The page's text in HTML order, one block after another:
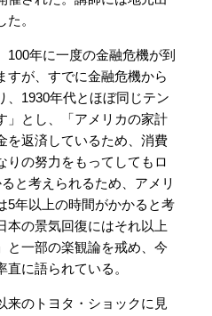
。
年に一度の金融危機が到
すが、すでに金融危機から
、1930年代とほぼ同じテン
」とし、「アメリカの家計
を返済しているため、消費
りの努力をもってしてもロ
と考えられるため、アメリ
5年以上の時間がかかると考
本の景気回復にはそれ以上
と一部の楽観論を戒め、今
に語られている。
のトヨタ・ショックに見